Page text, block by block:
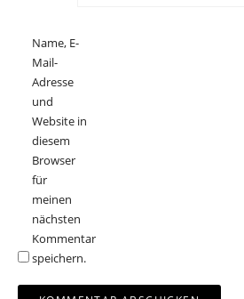
Name, E-
Mail-
Adresse
und
Website in
diesem
Browser
für
meinen
nächsten
Kommentar
speichern.